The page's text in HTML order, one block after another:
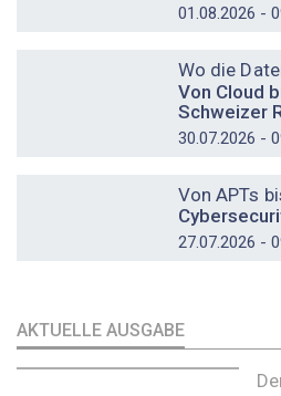
01.08.2026 -
Wo die
Von Cloud
Schweizer
30.07.2026 -
Von APTs
27.07.2026 -
AKTUELLE AUSGABE